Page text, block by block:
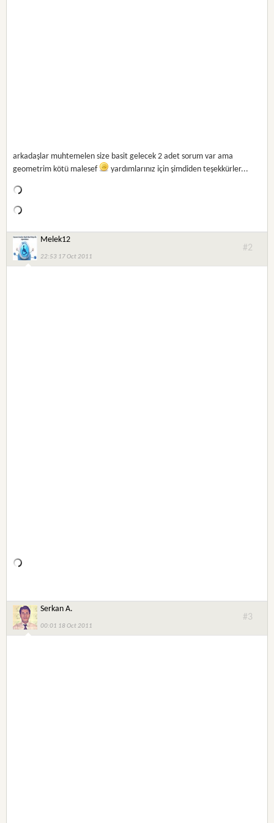
arkadaşlar muhtemelen size basit gelecek 2 adet sorum var ama
geometrim kötü malesef
yardımlarınız için şimdiden teşekkürler...
Melek12
22:53 17 Oct 2011
#2
Serkan A.
00:01 18 Oct 2011
#3